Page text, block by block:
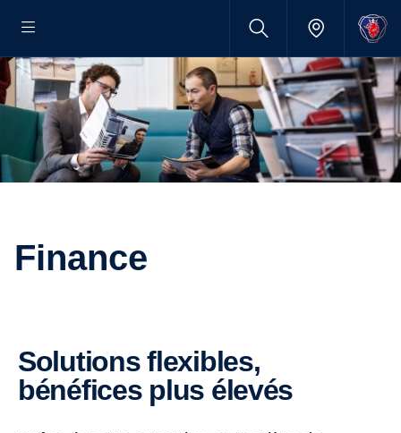
Finance
Solutions flexibles,
bénéfices plus élevés